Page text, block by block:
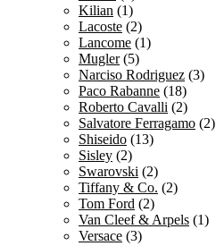
Kilian (1)
Lacoste (2)
Lancome (1)
Mugler (5)
Narciso Rodriguez (3)
Paco Rabanne (18)
Roberto Cavalli (2)
Salvatore Ferragamo (2)
Shiseido (13)
Sisley (2)
Swarovski (2)
Tiffany & Co. (2)
Tom Ford (2)
Van Cleef & Arpels (1)
Versace (3)